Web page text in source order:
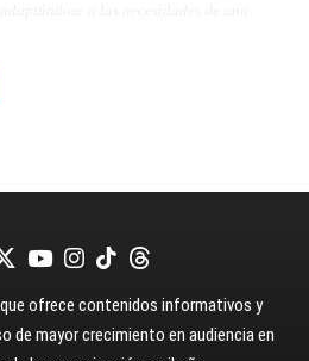
ofrece contenidos informativos y
de mayor crecimiento en audiencia en